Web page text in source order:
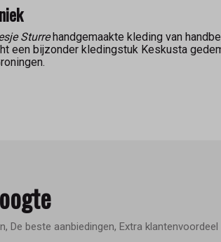
Sturrehandgemaakte kleding van
een bijzonder kledingstuk Keskusta
De beste aanbiedingen, Extra klantenvoordeel